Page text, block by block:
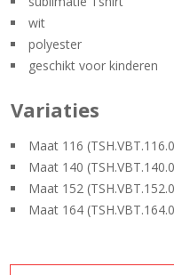
wit
polyester
geschikt voor kinderen
Variaties
Maat 116
Maat 140
Maat 152
Maat 164